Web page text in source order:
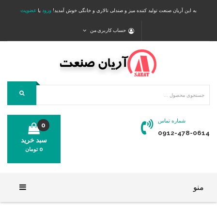
به این آریان صنعت تولید کننده میز و صندلی تالاری و خانگی خوش آمدید! ورود یا عضویت
حساب کاربری من
شماره تماس
0912-478-0614
سبد خرید
0
0 تومان
منو